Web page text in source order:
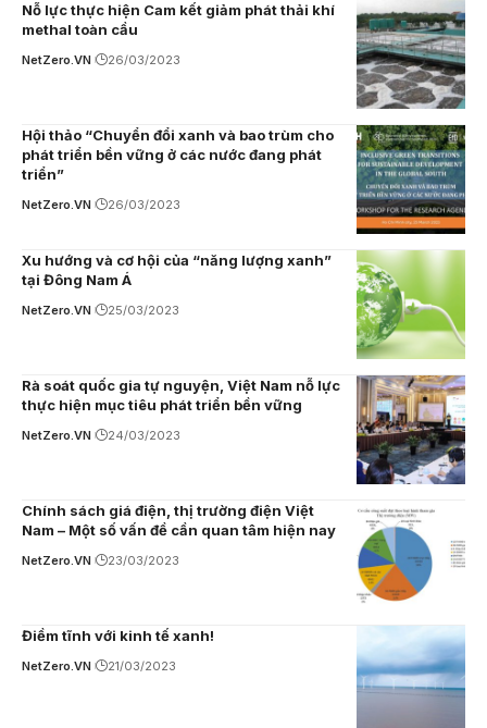
Nỗ lực thực hiện Cam kết giảm phát thải khí
methal toàn cầu
NetZero.VN 26/03/2023
Hội thảo “Chuyển đổi xanh và bao trùm cho
phát triển bền vững ở các nước đang phát
triển”
NetZero.VN 26/03/2023
Xu hướng và cơ hội của “năng lượng xanh”
tại Đông Nam Á
NetZero.VN 25/03/2023
Rà soát quốc gia tự nguyện, Việt Nam nỗ lực
thực hiện mục tiêu phát triển bền vững
NetZero.VN 24/03/2023
Chính sách giá điện, thị trường điện Việt
Nam – Một số vấn đề cần quan tâm hiện nay
NetZero.VN 23/03/2023
Điềm tĩnh với kinh tế xanh!
NetZero.VN 21/03/2023